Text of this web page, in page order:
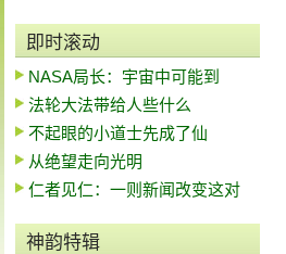
即时滚动
NASA局长：宇宙中可能到
法轮大法带给人些什么
不起眼的小道士先成了仙
从绝望走向光明
仁者见仁：一则新闻改变这对
神韵特辑